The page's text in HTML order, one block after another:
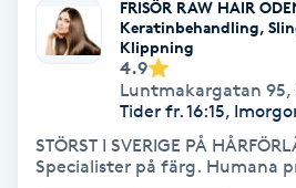
Regndroppsmassage
Reikihealing
FRISÖR RAW HAIR
Keratinbehandling,
Klippning
4.9
Luntmakargatan 95,
Tider fr. 16:15,
STÖRST I SVERIGE PÅ HÅRFÖRLÄNGNINGAR
Specialister på färg. Humana